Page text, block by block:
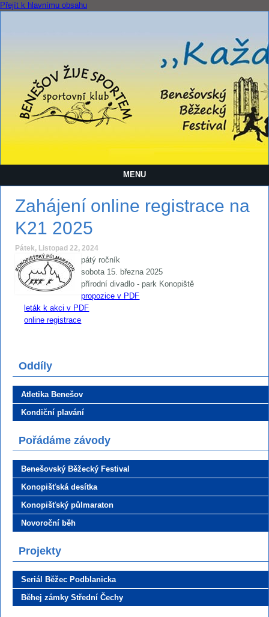
Přejít k hlavnímu obsahu
MENU
Zahájení online registrace na
K21 2025
Pátek, Listopad 22, 2024
pátý ročník
sobota 15. března 2025
přírodní divadlo - park Konopiště
propozice v PDF
leták k akci v PDF
online registrace
Oddíly
Atletika Benešov
Kondiční plavání
Pořádáme závody
Benešovský Běžecký Festival
Konopišťská desítka
Konopišťský půlmaraton
Novoroční běh
Projekty
Seriál Běžec Podblanicka
Běhej zámky Střední Čechy